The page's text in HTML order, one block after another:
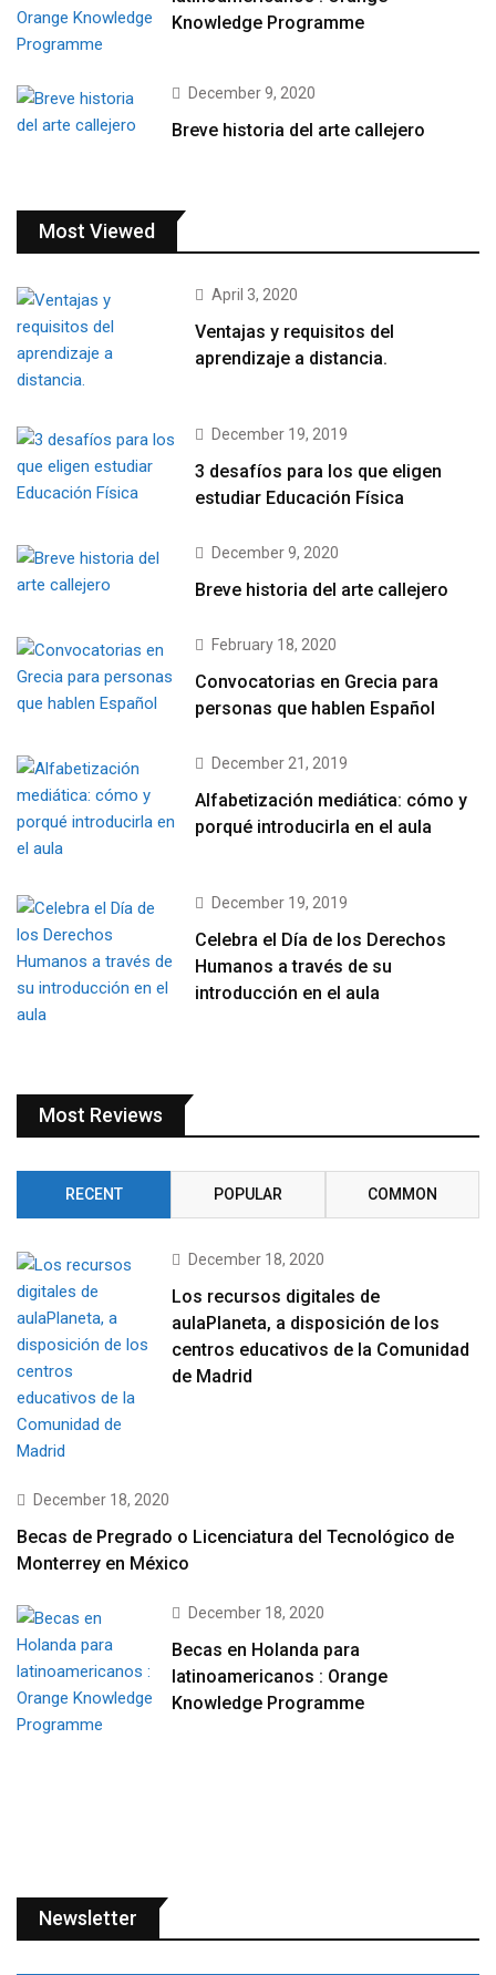
Knowledge Programme
December 9, 2020
Breve historia del arte callejero
Most Viewed
April 3, 2020
Ventajas y requisitos del
aprendizaje a distancia.
December 19, 2019
3 desafíos para los que eligen
estudiar Educación Física
December 9, 2020
Breve historia del arte callejero
February 18, 2020
Convocatorias en Grecia para
personas que hablen Español
December 21, 2019
Alfabetización mediática: cómo y
porqué introducirla en el aula
December 19, 2019
Celebra el Día de los Derechos
Humanos a través de su
introducción en el aula
Most Reviews
RECENT POPULAR COMMON
December 18, 2020
Los recursos digitales de
aulaPlaneta, a disposición de los
centros educativos de la Comunidad
de Madrid
December 18, 2020
Becas de Pregrado o Licenciatura del Tecnológico de
Monterrey en México
December 18, 2020
Becas en Holanda para
latinoamericanos : Orange
Knowledge Programme
Newsletter